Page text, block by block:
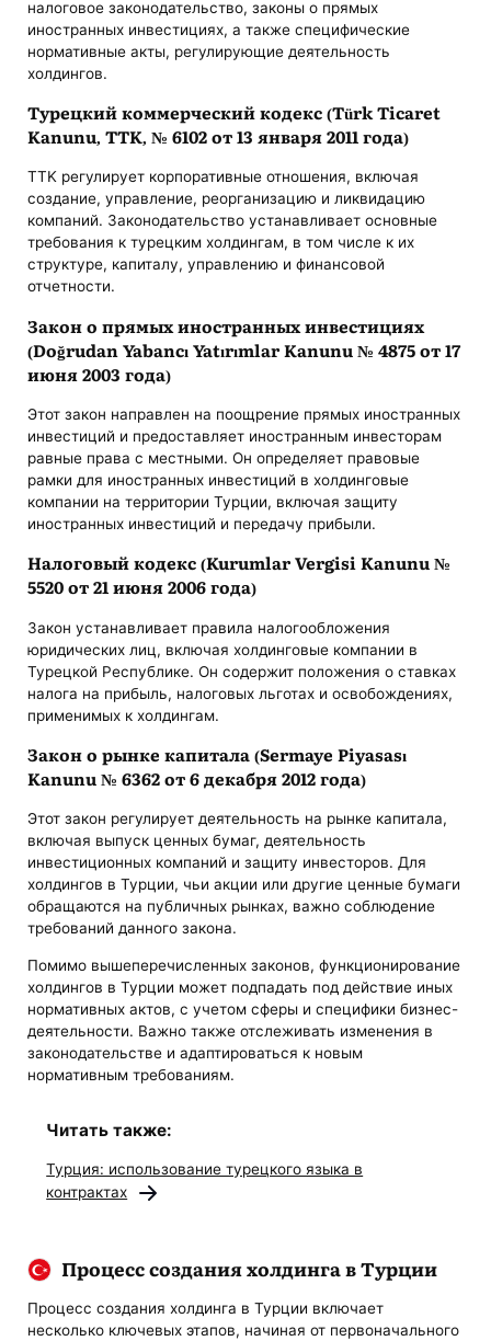
налоговое законодательство, законы о прямых
иностранных инвестициях, а также специфические
нормативные акты, регулирующие деятельность
холдингов.
Турецкий коммерческий кодекс (Türk Ticaret
Kanunu, TTK, № 6102 от 13 января 2011 года)
TTK регулирует корпоративные отношения, включая
создание, управление, реорганизацию и ликвидацию
компаний. Законодательство устанавливает основные
требования к турецким холдингам, в том числе к их
структуре, капиталу, управлению и финансовой
отчетности.
Закон о прямых иностранных инвестициях
(Doğrudan Yabancı Yatırımlar Kanunu № 4875 от 17
июня 2003 года)
Этот закон направлен на поощрение прямых иностранных
инвестиций и предоставляет иностранным инвесторам
равные права с местными. Он определяет правовые
рамки для иностранных инвестиций в холдинговые
компании на территории Турции, включая защиту
иностранных инвестиций и передачу прибыли.
Налоговый кодекс (Kurumlar Vergisi Kanunu №
5520 от 21 июня 2006 года)
Закон устанавливает правила налогообложения
юридических лиц, включая холдинговые компании в
Турецкой Республике. Он содержит положения о ставках
налога на прибыль, налоговых льготах и освобождениях,
применимых к холдингам.
Закон о рынке капитала (Sermaye Piyasası
Kanunu № 6362 от 6 декабря 2012 года)
Этот закон регулирует деятельность на рынке капитала,
включая выпуск ценных бумаг, деятельность
инвестиционных компаний и защиту инвесторов. Для
холдингов в Турции, чьи акции или другие ценные бумаги
обращаются на публичных рынках, важно соблюдение
требований данного закона.
Помимо вышеперечисленных законов, функционирование
холдингов в Турции может подпадать под действие иных
нормативных актов, с учетом сферы и специфики бизнес-
деятельности. Важно также отслеживать изменения в
законодательстве и адаптироваться к новым
нормативным требованиям.
Читать также:
Турция: использование турецкого языка в
контрактах
Процесс создания холдинга в Турции
Процесс создания холдинга в Турции включает
несколько ключевых этапов, начиная от первоначального